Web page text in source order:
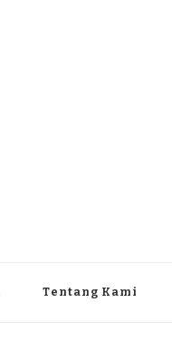
Tentang Kami